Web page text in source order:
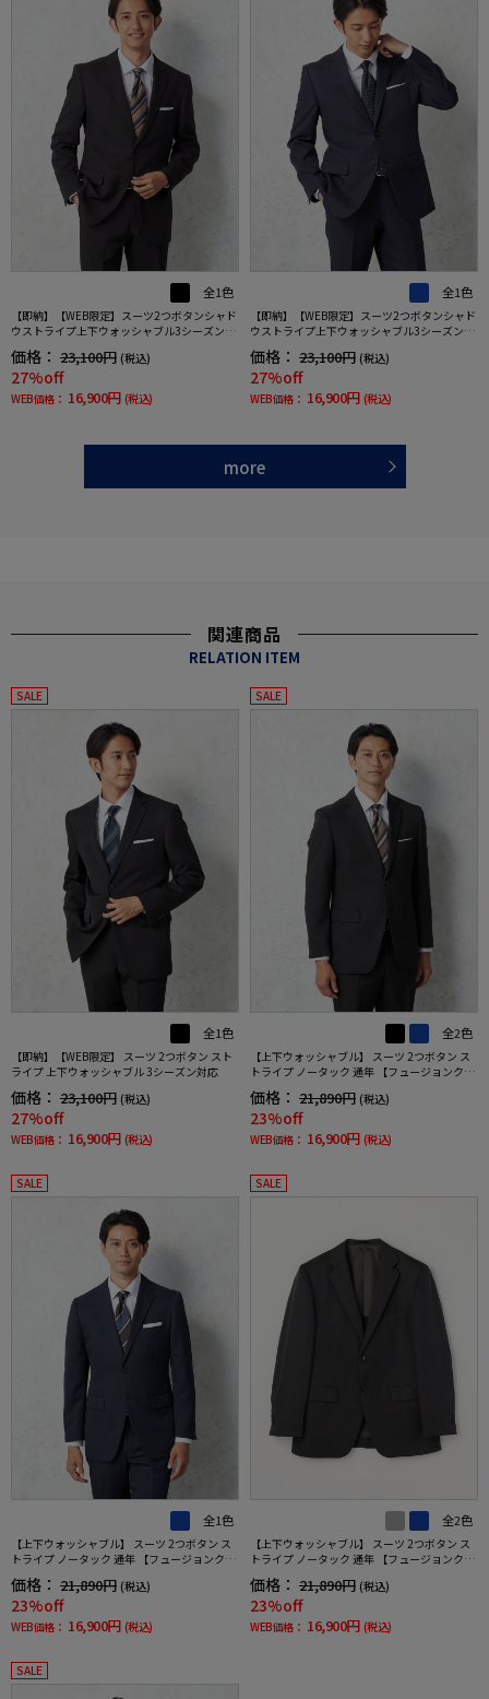
全1色
【即納】【WEB限定】スーツ2つボタンシャド
ウストライプ上下ウォッシャブル3シーズン対
価格： 23,100円 (税込)
27%off
WEB価格： 16,900円 (税込)
全1色
【即納】【WEB限定】スーツ2つボタンシャド
ウストライプ上下ウォッシャブル3シーズン対
価格： 23,100円 (税込)
27%off
WEB価格： 16,900円 (税込)
more
関連商品
RELATION ITEM
SALE
全1色
【即納】【WEB限定】 スーツ 2つボタン スト
ライプ 上下ウォッシャブル 3シーズン対応
価格： 23,100円 (税込)
27%off
WEB価格： 16,900円 (税込)
SALE
全2色
【上下ウォッシャブル】 スーツ 2つボタン ス
トライプ ノータック 通年 【フュージョンクラ
価格： 21,890円 (税込)
23%off
WEB価格： 16,900円 (税込)
SALE
全1色
【上下ウォッシャブル】 スーツ 2つボタン ス
トライプ ノータック 通年 【フュージョンクラ
価格： 21,890円 (税込)
23%off
WEB価格： 16,900円 (税込)
SALE
全2色
【上下ウォッシャブル】 スーツ 2つボタン ス
トライプ ノータック 通年 【フュージョンクラ
価格： 21,890円 (税込)
23%off
WEB価格： 16,900円 (税込)
SALE